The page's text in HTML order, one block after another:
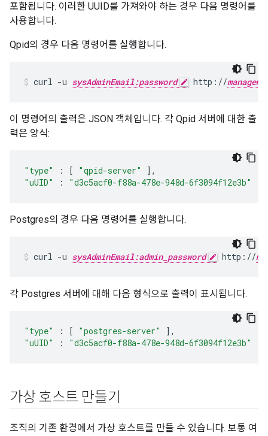
포함됩니다. 이러한 UUID를 가져와야 하는 경우 다음 명령어를
사용합니다.
Qpid의 경우 다음 명령어를 실행합니다.
curl -u sysAdminEmail:password http://
이 명령어의 출력은 JSON 객체입니다. 각 Qpid 서버에 대한 출
력은 양식:
"type" : [ "qpid-server"
],
"uUID"
: "d3c5acf0-f88a-478e-948d-6f3094f12e3b"
Postgres의 경우 다음 명령어를 실행합니다.
curl -u sysAdminEmail:admin_password http://
각 Postgres 서버에 대해 다음 형식으로 출력이 표시됩니다.
"type" : [ "postgres-server"
],
"uUID"
: "d3c5acf0-f88a-478e-948d-6f3094f12e3b"
가상 호스트 만들기
조직의 기존 환경에서 가상 호스트를 만들 수 있습니다. 보통 여